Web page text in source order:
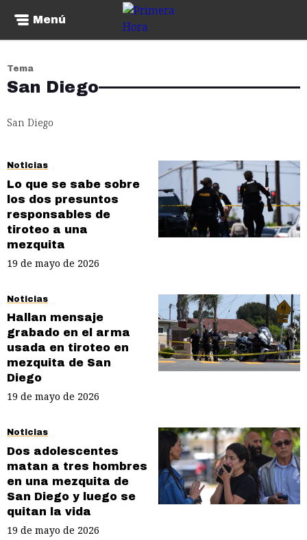
Menú
Tema
San Diego
San Diego
Noticias
Lo que se sabe sobre
los dos presuntos
responsables de
tiroteo a una
mezquita
19 de mayo de 2026
Noticias
Hallan mensaje
grabado en el arma
usada en tiroteo en
mezquita de San
Diego
19 de mayo de 2026
Noticias
Dos adolescentes
matan a tres hombres
en una mezquita de
San Diego y luego se
quitan la vida
19 de mayo de 2026